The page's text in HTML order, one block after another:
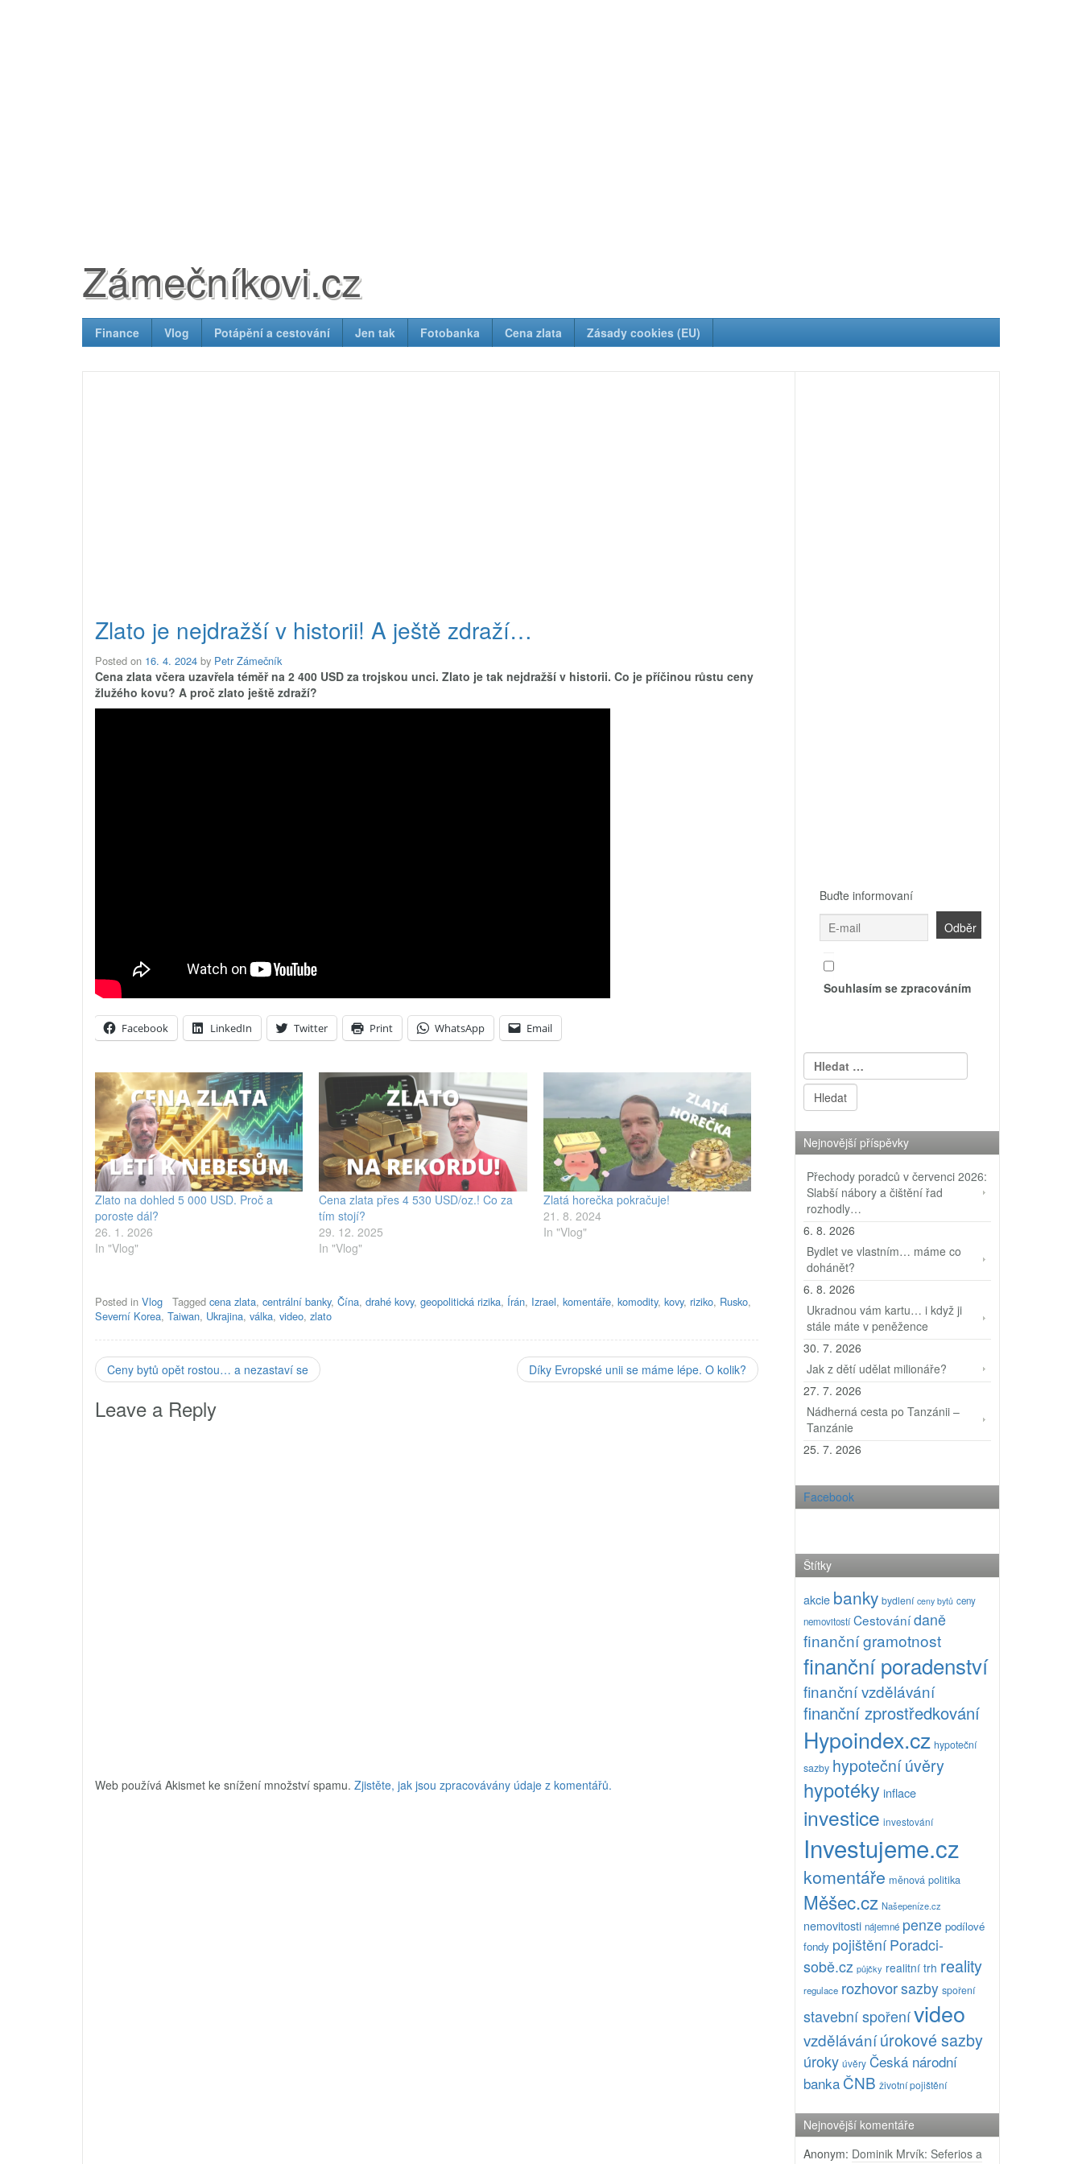
Zámečníkovi.cz
Finance Vlog Potápění a cestování Jen tak Fotobanka Cena zlata Zásady cookies (EU)
Zlato je nejdražší v historii! A ještě zdraží…
Posted on 16. 4. 2024 by Petr Zámečník
Cena zlata včera uzavřela téměř na 2 400 USD za trojskou unci. Zlato je tak nejdražší v historii. Co je příčinou růstu ceny
žlužého kovu? A proč zlato ještě zdraží?
Facebook LinkedIn Twitter Print WhatsApp Email
Zlato na dohled 5 000 USD. Proč a
poroste dál?
26. 1. 2026
In "Vlog"
Cena zlata přes 4 530 USD/oz.! Co za
tím stojí?
29. 12. 2025
In "Vlog"
Zlatá horečka pokračuje!
21. 8. 2024
In "Vlog"
Posted in Vlog Tagged cena zlata, centrální banky, Čína, drahé kovy, geopolitická rizika, Írán, Izrael, komentáře, komodity, kovy, riziko, Rusko,
Severní Korea, Taiwan, Ukrajina, válka, video, zlato
Ceny bytů opět rostou… a nezastaví se Díky Evropské unii se máme lépe. O kolik?
Leave a Reply
Web používá Akismet ke snížení množství spamu. Zjistěte, jak jsou zpracovávány údaje z komentářů.
Buďte informovaní
Souhlasím se zpracováním
Vyhledávání
Nejnovější příspěvky
Přechody poradců v červenci 2026:
Slabší nábory a čištění řad
rozhodly…
6. 8. 2026
Bydlet ve vlastním… máme co
dohánět?
6. 8. 2026
Ukradnou vám kartu… i když ji
stále máte v peněžence
30. 7. 2026
Jak z dětí udělat milionáře?
27. 7. 2026
Nádherná cesta po Tanzánii –
Tanzánie
25. 7. 2026
Facebook
Štítky
akcie banky bydlení ceny bytů ceny
nemovitostí Cestování daně
finanční gramotnost
finanční poradenství
finanční vzdělávání
finanční zprostředkování
Hypoindex.cz hypoteční
sazby hypoteční úvěry
hypotéky inflace
investice investování
Investujeme.cz
komentáře měnová politika
Měšec.cz Našepeníze.cz
nemovitosti nájemné penze podílové
fondy pojištění Poradci-
sobě.cz půjčky realitní trh reality
regulace rozhovorsazby spoření
stavební spořenívideo
vzdělávání úrokové sazby
úroky úvěry Česká národní
banka ČNB životní pojištění
Nejnovější komentáře
Anonym: Dominik Mrvík: Seferios a